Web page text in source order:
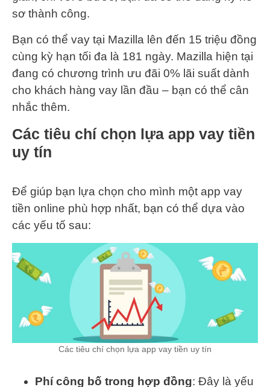
sơ thành công.
Bạn có thể vay tại Mazilla lên đến 15 triệu đồng
cùng kỳ hạn tối đa là 181 ngày. Mazilla hiện tại
đang có chương trình ưu đãi 0% lãi suất dành
cho khách hàng vay lần đầu – bạn có thể cân
nhắc thêm.
Các tiêu chí chọn lựa app vay tiền
uy tín
Để giúp bạn lựa chọn cho mình một app vay
tiền online phù hợp nhất, bạn có thể dựa vào
các yếu tố sau:
Các tiêu chí chọn lựa app vay tiền uy tín
Phí công bố trong hợp đồng: Đây là yếu